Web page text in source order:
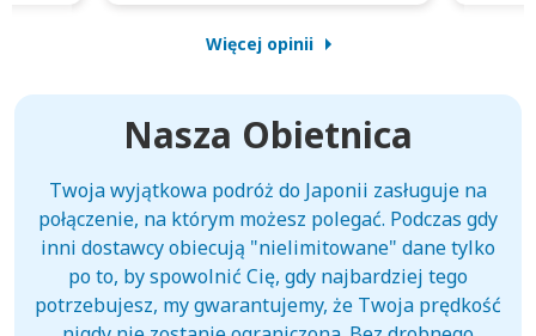
Więcej opinii
Nasza Obietnica
Twoja wyjątkowa podróż do Japonii zasługuje na
połączenie, na którym możesz polegać. Podczas gdy
inni dostawcy obiecują "nielimitowane" dane tylko
po to, by spowolnić Cię, gdy najbardziej tego
potrzebujesz, my gwarantujemy, że Twoja prędkość